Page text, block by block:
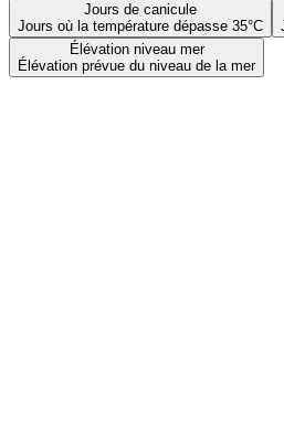
Jours de canicule
Jours où la température dépasse 35°C
Élévation niveau mer
Élévation prévue du niveau de la mer